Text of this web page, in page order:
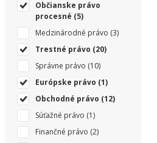
Občianske právo
procesné (5)
Medzinárodné právo (3)
Trestné právo (20)
Správne právo (10)
Európske právo (1)
Obchodné právo (12)
Súťažné právo (1)
Finančné právo (2)